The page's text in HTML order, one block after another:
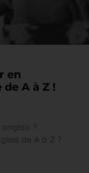
en
A à Z !
?
de A à Z ?